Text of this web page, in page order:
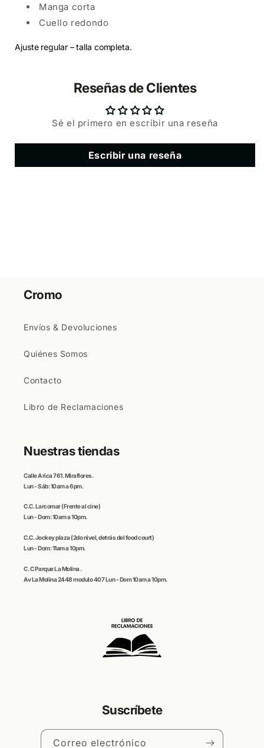
Manga corta
Cuello redondo
Ajuste regular – talla completa.
Reseñas de Clientes
Sé el primero en escribir una reseña
Escribir una reseña
Cromo
Envíos & Devoluciones
Quiénes Somos
Contacto
Libro de Reclamaciones
Nuestras tiendas
CalleArica761. Miraflores.
Lun - Sáb: 10am a 6pm.
C.C. Larcomar(Frente al cine)
Lun - Dom: 10am a 10pm.
C.C.Jockey plaza (2do nivel, detrás del food court)
Lun - Dom: 11am a 10pm.
C. CParque La Molina.
Av La Molina 2448 modulo 407 Lun - Dom 10am a 10pm.
Suscríbete
Correo electrónico